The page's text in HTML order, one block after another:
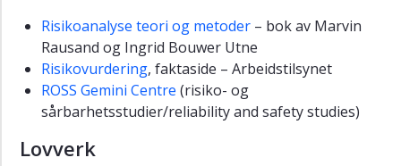
Risikoanalyse teori og metoder – bok av Marvin
Rausand og Ingrid Bouwer Utne
Risikovurdering, faktaside – Arbeidstilsynet
ROSS Gemini Centre (risiko- og
sårbarhetsstudier/reliability and safety studies)
Lovverk